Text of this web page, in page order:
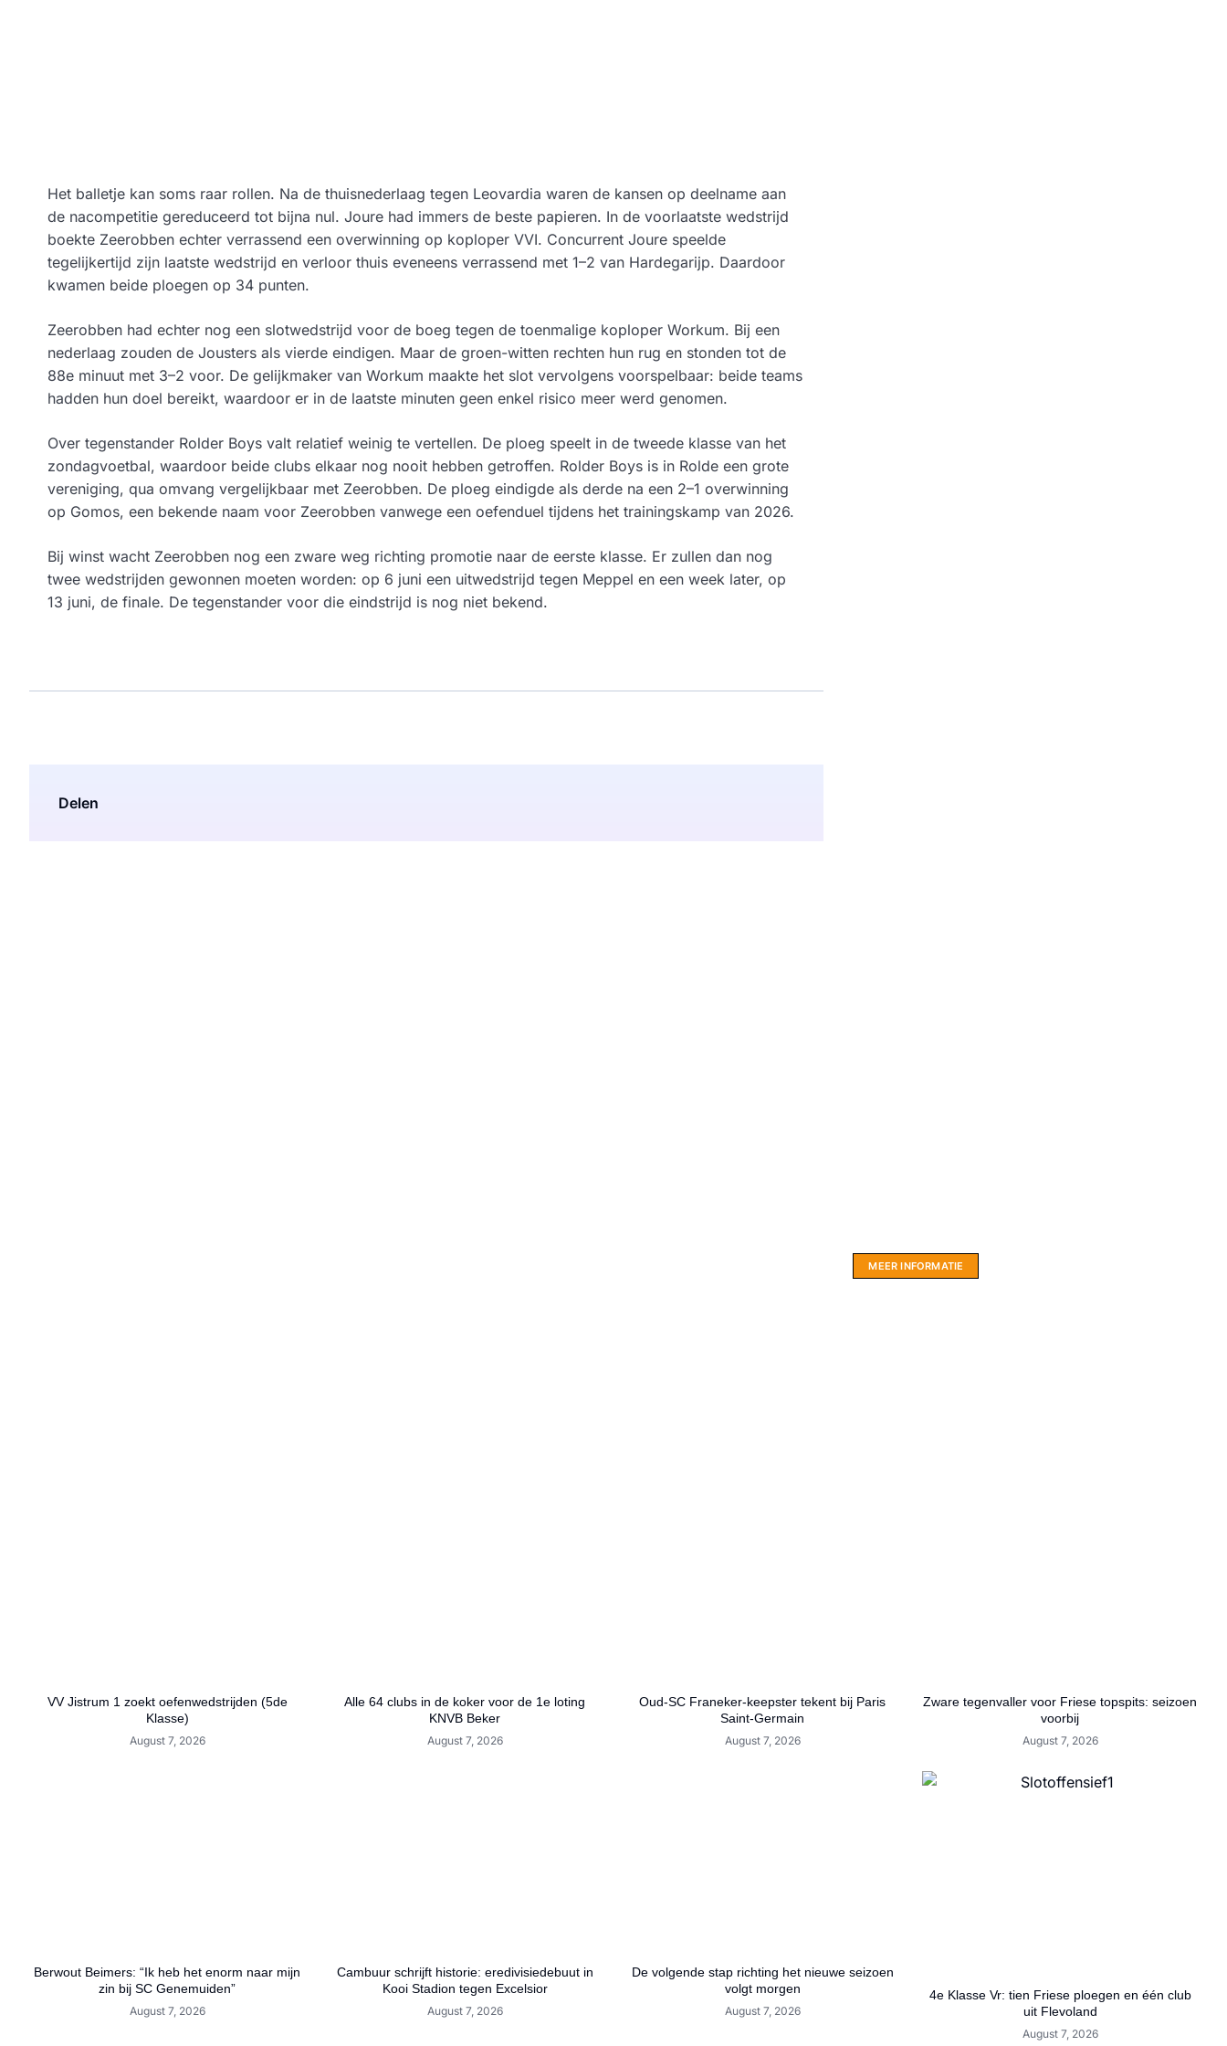
Het balletje kan soms raar rollen. Na de thuisnederlaag tegen Leovardia waren de kansen op deelname aan
de nacompetitie gereduceerd tot bijna nul. Joure had immers de beste papieren. In de voorlaatste wedstrijd
boekte Zeerobben echter verrassend een overwinning op koploper VVI. Concurrent Joure speelde
tegelijkertijd zijn laatste wedstrijd en verloor thuis eveneens verrassend met 1–2 van Hardegarijp. Daardoor
kwamen beide ploegen op 34 punten.
Zeerobben had echter nog een slotwedstrijd voor de boeg tegen de toenmalige koploper Workum. Bij een
nederlaag zouden de Jousters als vierde eindigen. Maar de groen-witten rechten hun rug en stonden tot de
88e minuut met 3–2 voor. De gelijkmaker van Workum maakte het slot vervolgens voorspelbaar: beide teams
hadden hun doel bereikt, waardoor er in de laatste minuten geen enkel risico meer werd genomen.
Over tegenstander Rolder Boys valt relatief weinig te vertellen. De ploeg speelt in de tweede klasse van het
zondagvoetbal, waardoor beide clubs elkaar nog nooit hebben getroffen. Rolder Boys is in Rolde een grote
vereniging, qua omvang vergelijkbaar met Zeerobben. De ploeg eindigde als derde na een 2–1 overwinning
op Gomos, een bekende naam voor Zeerobben vanwege een oefenduel tijdens het trainingskamp van 2026.
Bij winst wacht Zeerobben nog een zware weg richting promotie naar de eerste klasse. Er zullen dan nog
twee wedstrijden gewonnen moeten worden: op 6 juni een uitwedstrijd tegen Meppel en een week later, op
13 juni, de finale. De tegenstander voor die eindstrijd is nog niet bekend.
Delen
MEER INFORMATIE
VV Jistrum 1 zoekt oefenwedstrijden (5de
Klasse)
August 7, 2026
Alle 64 clubs in de koker voor de 1e loting
KNVB Beker
August 7, 2026
Oud-SC Franeker-keepster tekent bij Paris
Saint-Germain
August 7, 2026
Zware tegenvaller voor Friese topspits: seizoen
voorbij
August 7, 2026
Berwout Beimers: “Ik heb het enorm naar mijn
zin bij SC Genemuiden”
August 7, 2026
Cambuur schrijft historie: eredivisiedebuut in
Kooi Stadion tegen Excelsior
August 7, 2026
De volgende stap richting het nieuwe seizoen
volgt morgen
August 7, 2026
4e Klasse Vr: tien Friese ploegen en één club
uit Flevoland
August 7, 2026